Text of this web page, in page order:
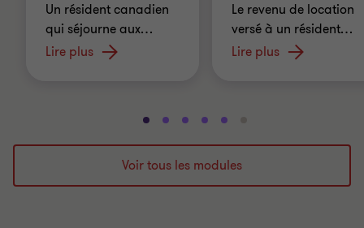
Un résident canadien
qui séjourne aux…
Lire plus
Le revenu de location
versé à un résident…
Lire plus
Aller
à
la
diapositive
Aller
à
la
diapositive
Aller
à
la
diapositive
Aller
à
la
diapositive
Aller
à
la
diapositive
à
diapositive
Voir tous les modules